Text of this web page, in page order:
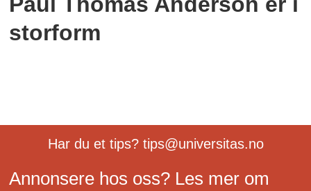
storform
Har du et tips? tips@universitas.no
Annonsere hos oss? Les mer om